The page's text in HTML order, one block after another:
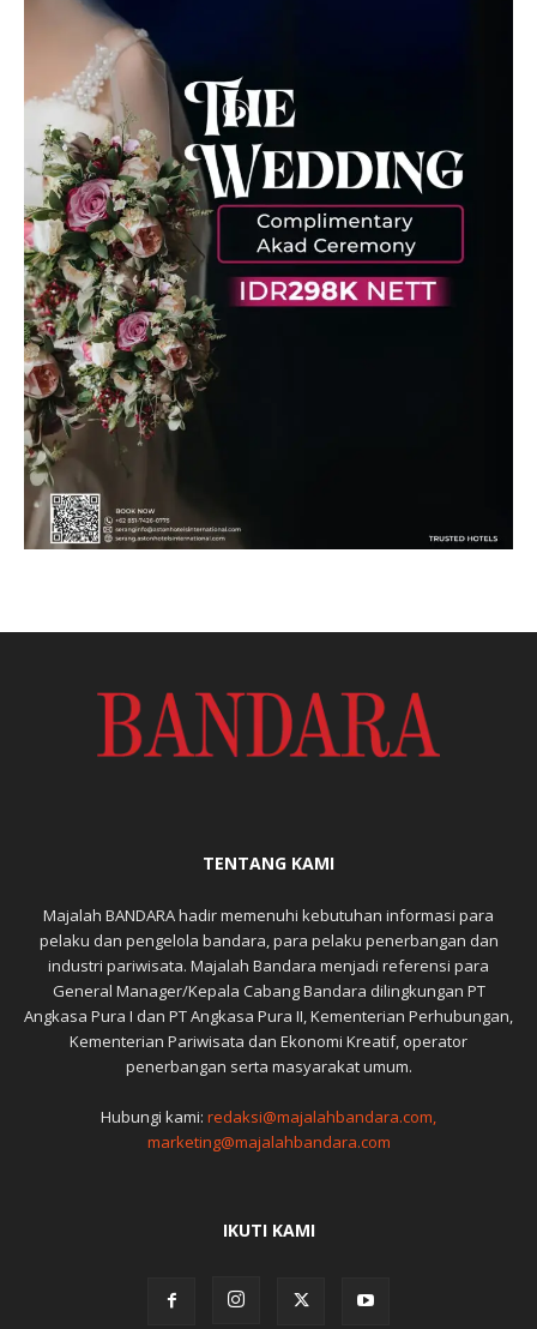
TENTANG KAMI
Majalah BANDARA hadir memenuhi kebutuhan informasi para
pelaku dan pengelola bandara, para pelaku penerbangan dan
industri pariwisata. Majalah Bandara menjadi referensi para
General Manager/Kepala Cabang Bandara dilingkungan PT
Angkasa Pura I dan PT Angkasa Pura II, Kementerian Perhubungan,
Kementerian Pariwisata dan Ekonomi Kreatif, operator
penerbangan serta masyarakat umum.
Hubungi kami: redaksi@majalahbandara.com,
marketing@majalahbandara.com
IKUTI KAMI